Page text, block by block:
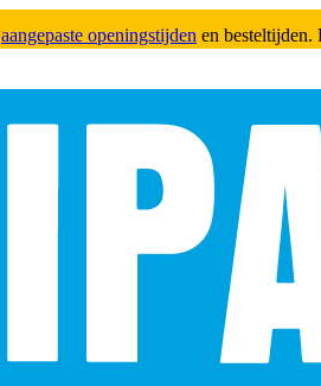
aangepaste openingstijden en besteltijden.